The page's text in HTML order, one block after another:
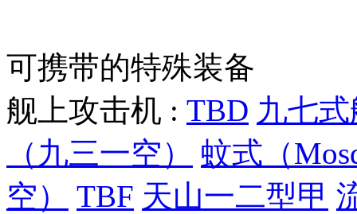
可携带的特殊装备
舰上攻击机 : TBD 九七
（九三一空）
蚊式（
空）
TBF 天山一二型甲